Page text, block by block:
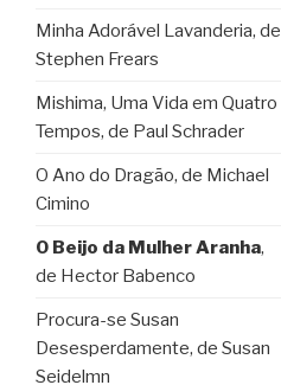
Minha Adorável Lavanderia, de
Stephen Frears
Mishima, Uma Vida em Quatro
Tempos, de Paul Schrader
O Ano do Dragão, de Michael
Cimino
O Beijo da Mulher Aranha,
de Hector Babenco
Procura-se Susan
Desesperdamente, de Susan
Seidelmn